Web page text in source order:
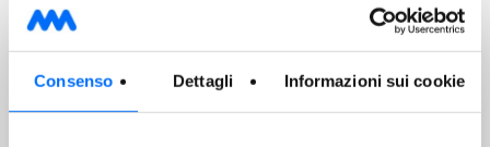
Consenso Dettagli Informazioni sui cookie
29/07/2026
Raccolta mobile dei rifiuti pericolosi